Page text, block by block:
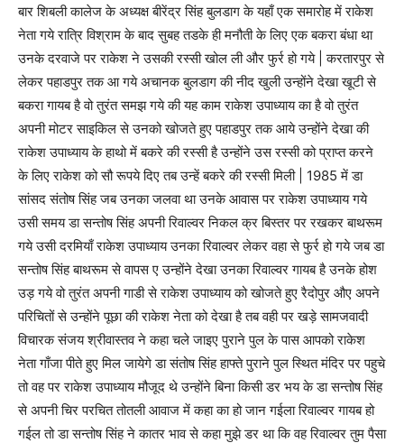
बार शिबली कालेज के अध्यक्ष बीरेंद्र सिंह बुलडाग के यहाँ एक समारोह में राकेश
नेता गये रात्रि विश्राम के बाद सुबह तडके ही मनौती के लिए एक बकरा बंधा था
उनके दरवाजे पर राकेश ने उसकी रस्सी खोल ली और फुर्र हो गये | करतारपुर से
लेकर पहाडपुर तक आ गये अचानक बुलडाग की नीद खुली उन्होंने देखा खूटी से
बकरा गायब है वो तुरंत समझ गये की यह काम राकेश उपाध्याय का है वो तुरंत
अपनी मोटर साइकिल से उनको खोजते हुए पहाडपुर तक आये उन्होंने देखा की
राकेश उपाध्याय के हाथो में बकरे की रस्सी है उन्होंने उस रस्सी को प्राप्त करने
के लिए राकेश को सौ रूपये दिए तब उन्हें बकरे की रस्सी मिली | 1985 में डा
सांसद संतोष सिंह जब उनका जलवा था उनके आवास पर राकेश उपाध्याय गये
उसी समय डा सन्तोष सिंह अपनी रिवाल्वर निकल क्र बिस्तर पर रखकर बाथरूम
गये उसी दरमियाँ राकेश उपाध्याय उनका रिवाल्वर लेकर वहा से फुर्र हो गये जब डा
सन्तोष सिंह बाथरूम से वापस ए उन्होंने देखा उनका रिवाल्वर गायब है उनके होश
उड़ गये वो तुरंत अपनी गाडी से राकेश उपाध्याय को खोजते हुए रैदोपुर औए अपने
परिचितों से उन्होंने पूछा की राकेश नेता को देखा है तब वही पर खड़े सामजवादी
विचारक संजय श्रीवास्तव ने कहा चले जाइए पुराने पुल के पास आपको राकेश
नेता गाँजा पीते हुए मिल जायेगे डा संतोष सिंह हाफ्ते पुराने पुल स्थित मंदिर पर पहुचे
तो वह पर राकेश उपाध्याय मौजूद थे उन्होंने बिना किसी डर भय के डा सन्तोष सिंह
से अपनी चिर परचित तोतली आवाज में कहा का हो जान गईला रिवाल्वर गायब हो
गईल तो डा सन्तोष सिंह ने कातर भाव से कहा मुझे डर था कि वह रिवाल्वर तुम पैसा